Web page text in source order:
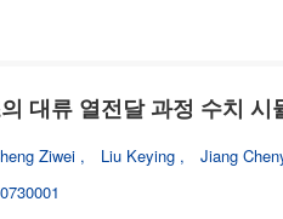
대류 열전달 과정 수치 시
Ziwei , Liu Keying ,
Jiang